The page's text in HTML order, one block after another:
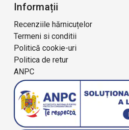
Informații
Recenziile hărnicuțelor
Termeni si conditii
Politică cookie-uri
Politica de retur
ANPC